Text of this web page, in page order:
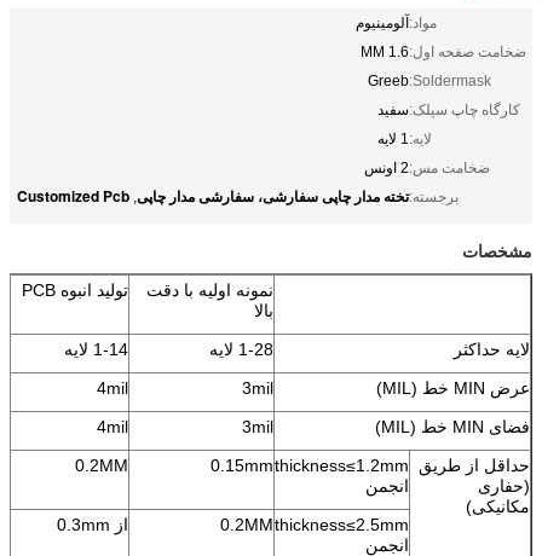
مواد:آلومینیوم
ضخامت صفحه اول:1.6 MM
Soldermask:
Greeb
کارگاه چاپ سیلک:سفید
لایه:1 لایه
ضخامت مس:2 اونس
برجسته:تخته مدار چاپی سفارشی، سفارشی مدار چاپی,
Customized Pcb
مشخصات
نمونه اولیه با دقت
بالا
تولید انبوه PCB
لایه حداکثر 1-28 لایه
1-14 لایه
عرض MIN خط (MIL)
3mil
4mil
فضای MIN خط (MIL)
3mil
4mil
حداقل از طریق
(حفاری
مکانیکی)
thickness≤1.2mm
انجمن
0.15mm
0.2MM
thickness≤2.5mm
انجمن
0.2MM از 0.3mm